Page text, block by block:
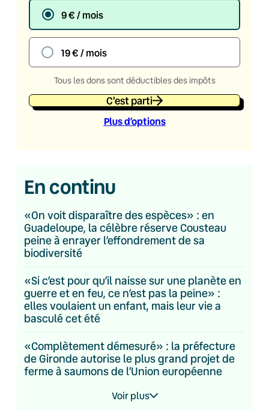
9 € / mois
19 € / mois
Tous les dons sont déductibles des impôts
C'est parti
Plus d’options
En continu
«On voit disparaître des espèces» : en
Guadeloupe, la célèbre réserve Cousteau
peine à enrayer l’effondrement de sa
biodiversité
«Si c’est pour qu’il naisse sur une planète en
guerre et en feu, ce n’est pas la peine» :
elles voulaient un enfant, mais leur vie a
basculé cet été
«Complètement démesuré» : la préfecture
de Gironde autorise le plus grand projet de
ferme à saumons de l’Union européenne
Voir plus